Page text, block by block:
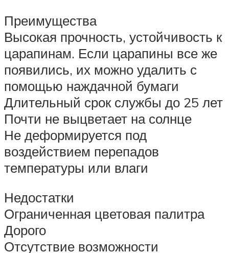
Преимущества
Высокая прочность, устойчивость к
царапинам. Если царапины все же
появились, их можно удалить с
помощью наждачной бумаги
Длительный срок службы до 25 лет
Почти не выцветает на солнце
Не деформируется под
воздействием перепадов
температуры или влаги
Недостатки
Ограниченная цветовая палитра
Дорого
Отсутствие возможности